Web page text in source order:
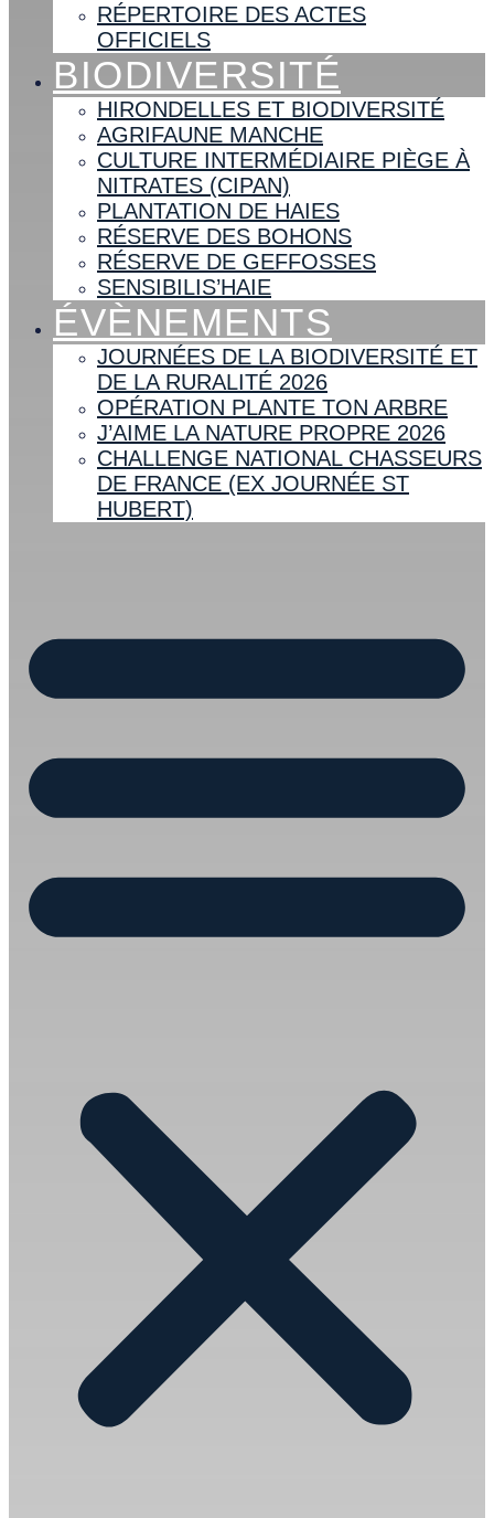
RÉPERTOIRE DES ACTES
OFFICIELS
BIODIVERSITÉ
HIRONDELLES ET BIODIVERSITÉ
AGRIFAUNE MANCHE
CULTURE INTERMÉDIAIRE PIÈGE À
NITRATES (CIPAN)
PLANTATION DE HAIES
RÉSERVE DES BOHONS
RÉSERVE DE GEFFOSSES
SENSIBILIS’HAIE
ÉVÈNEMENTS
JOURNÉES DE LA BIODIVERSITÉ ET
DE LA RURALITÉ 2026
OPÉRATION PLANTE TON ARBRE
J’AIME LA NATURE PROPRE 2026
CHALLENGE NATIONAL CHASSEURS
DE FRANCE (EX JOURNÉE ST
HUBERT)